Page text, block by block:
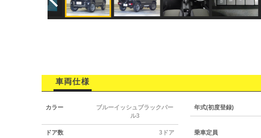
車両仕様
カラー
ブルーイッシュブラックパー
ル3
年式(初度登録)
ドア数 3ドア 乗車定員